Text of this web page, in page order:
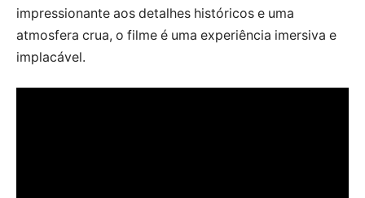
impressionante aos detalhes históricos e uma
atmosfera crua, o filme é uma experiência imersiva e
implacável.